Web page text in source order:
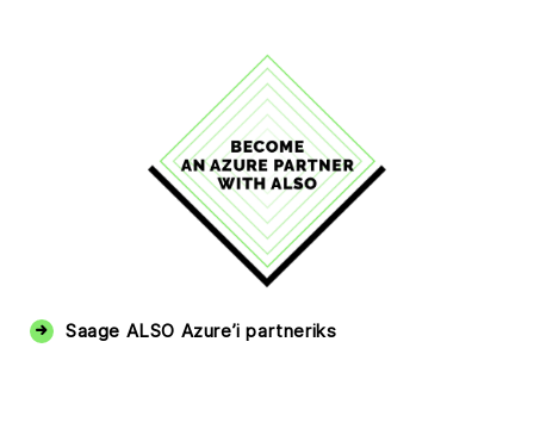
Saage ALSO Azure’i partneriks